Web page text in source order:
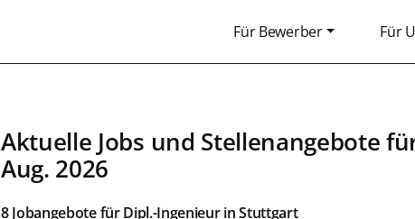
Für Bewerber Für
Aktuelle Jobs und Stellenangebote
Aug. 2026
8 Jobangebote fürDipl.-IngenieurinStuttgart